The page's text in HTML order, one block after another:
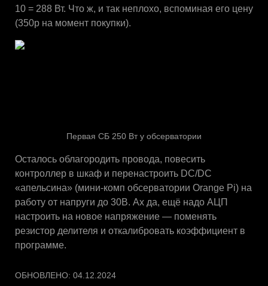
10 = 288 Вт. Что ж, и так неплохо, вспоминая его цену
(350р на момент покупки).
Первая СБ 250 Вт у обсерватории
Осталось облагородить провода, повесить
контроллер в шкаф и перенастроить DC/DC
«апельсина» (мини-комп обсерватории Orange Pi) на
работу от напруги до 30В. Ах да, ещё надо АЦП
настроить на новое напряжение — поменять
резистор делителя и откалибровать коэффициент в
программе.
ОБНОВЛЕНО: 04.12.2024